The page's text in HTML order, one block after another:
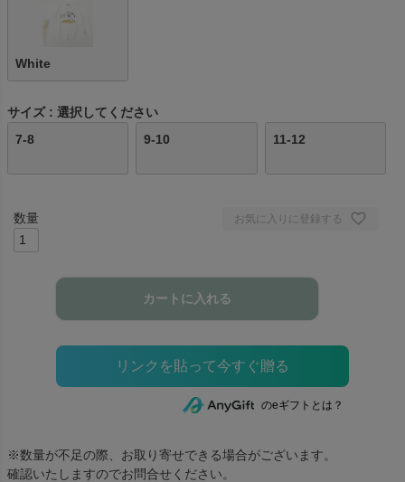
White
サイズ
選択してください
7-8
9-10 11-12
お気に入りに登録する
カートに入れる
のeギフトとは？
※数量が不足の際、お取り寄せできる場合がございます。
確認いたしますのでお問合せください。